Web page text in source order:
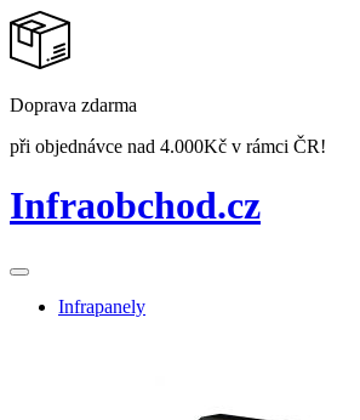
Doprava zdarma
při objednávce nad 4.000Kč v rámci ČR!
Infraobchod.cz
Infrapanely